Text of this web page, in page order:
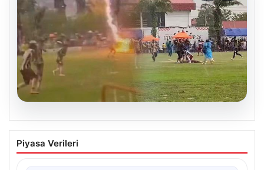
Olmaz denen oldu! Maç sırasında
yıldırım çarptı: O futbolcu hayatını
Piyasa Verileri